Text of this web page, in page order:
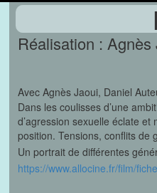
Réalisation : Agnès
Avec Agnès Jaoui, Daniel
Dans les coulisses d’une
d’agression sexuelle éclate
position. Tensions, conflits de
Un portrait de différentes
https://www.allocine.fr/film/